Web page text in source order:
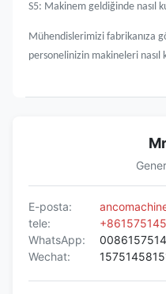
S5: Makinem geldiğinde nasıl
Mühendislerimizi fabrikanıza
personelinizin makineleri nasıl
E-posta:
tele:
WhatsApp:
Wechat: